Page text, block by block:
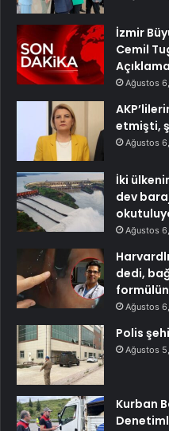
İzmir
Cemil
Ağustos
etmişti,
Ağustos
İki
dev
Ağustos
dedi,
Ağustos
Polis
Ağustos
Kurban